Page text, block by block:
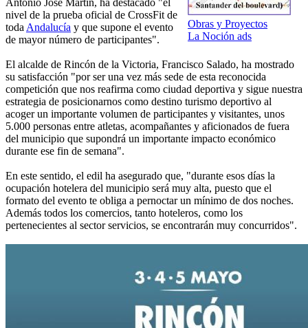
Obras y Proyectos
La Noción ads
Antonio José Martín, ha destacado "el
nivel de la prueba oficial de CrossFit de
toda Andalucía y que supone el evento
de mayor número de participantes".
El alcalde de Rincón de la Victoria, Francisco Salado, ha mostrado
su satisfacción "por ser una vez más sede de esta reconocida
competición que nos reafirma como ciudad deportiva y sigue nuestra
estrategia de posicionarnos como destino turismo deportivo al
acoger un importante volumen de participantes y visitantes, unos
5.000 personas entre atletas, acompañantes y aficionados de fuera
del municipio que supondrá un importante impacto económico
durante ese fin de semana".
En este sentido, el edil ha asegurado que, "durante esos días la
ocupación hotelera del municipio será muy alta, puesto que el
formato del evento te obliga a pernoctar un mínimo de dos noches.
Además todos los comercios, tanto hoteleros, como los
pertenecientes al sector servicios, se encontrarán muy concurridos".